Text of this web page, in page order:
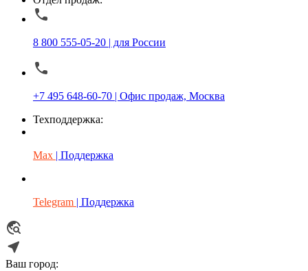
8 800 555-05-20 | для России
+7 495 648-60-70 | Офис продаж, Москва
Техподдержка:
Max | Поддержка
Telegram | Поддержка
Ваш город: